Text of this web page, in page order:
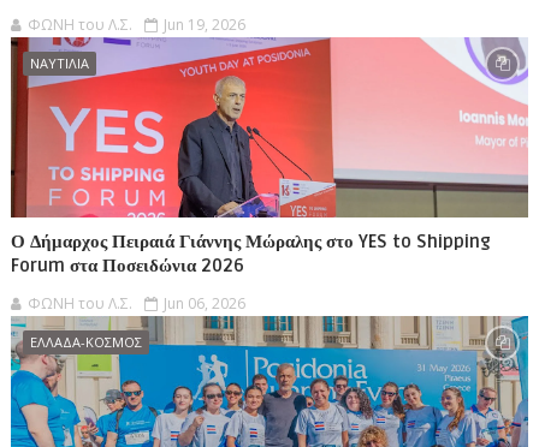
ΦΩΝΗ του Λ.Σ. Jun 19, 2026
ΝΑΥΤΙΛΙΑ
Ο Δήμαρχος Πειραιά Γιάννης Μώραλης στο YES to Shipping
Forum στα Ποσειδώνια 2026
ΦΩΝΗ του Λ.Σ. Jun 06, 2026
ΕΛΛΑΔΑ-ΚΟΣΜΟΣ